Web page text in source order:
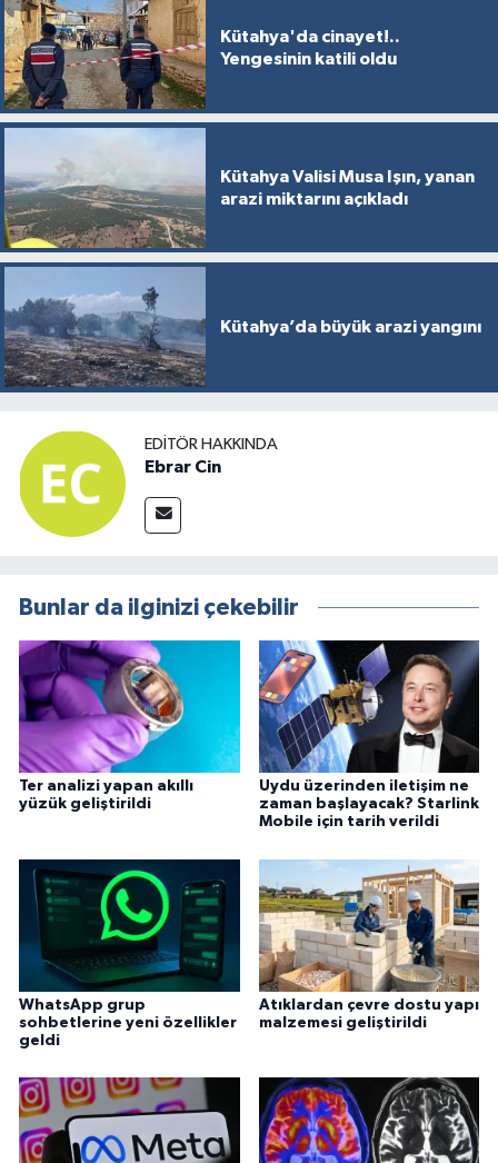
Kütahya'da cinayet!..
Yengesinin katili oldu
Kütahya Valisi Musa Işın, yanan
arazi miktarını açıkladı
Kütahya’da büyük arazi yangını
EDITÖR HAKKINDA
Ebrar Cin
Bunlar da ilginizi çekebilir
Ter analizi yapan akıllı
yüzük geliştirildi
Uydu üzerinden iletişim ne
zaman başlayacak? Starlink
Mobile için tarih verildi
WhatsApp grup
sohbetlerine yeni özellikler
geldi
Atıklardan çevre dostu yapı
malzemesi geliştirildi